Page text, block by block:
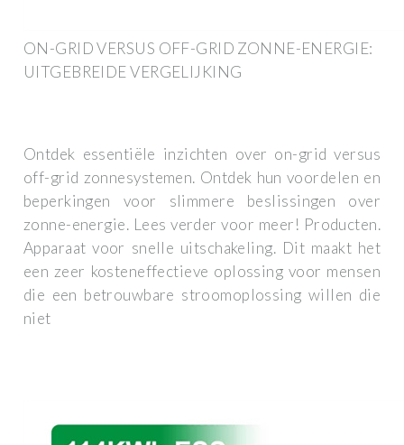
ON-GRID VERSUS OFF-GRID ZONNE-ENERGIE:
UITGEBREIDE VERGELIJKING
Ontdek essentiële inzichten over on-grid versus
off-grid zonnesystemen. Ontdek hun voordelen en
beperkingen voor slimmere beslissingen over
zonne-energie. Lees verder voor meer! Producten.
Apparaat voor snelle uitschakeling. Dit maakt het
een zeer kosteneffectieve oplossing voor mensen
die een betrouwbare stroomoplossing willen die
niet